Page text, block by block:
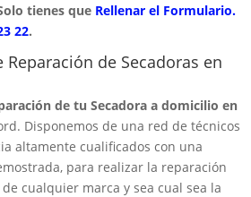
tienes que Rellenar el Formulario.
22.
Reparación de Secadoras en
de tu Secadora a domicilio en
Disponemos de una red de técnicos
altamente cualificados con una
para realizar la reparación
cualquier marca y sea cual sea la